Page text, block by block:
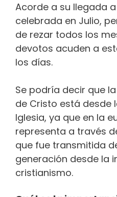
Acorde a su llegada
celebrada en Julio,
de rezar todos los
devotos acuden a
los días.
Se podría decir que
de Cristo está desde
Iglesia, ya que en la
representa a través
que fue transmitida
generación desde la
cristianismo.